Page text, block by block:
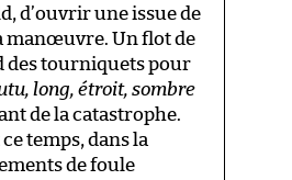
d’ouvrir une issue de
manœuvre. Un flot de
des tourniquets pour
long, étroit, sombre
de la catastrophe.
temps, dans la
de foule